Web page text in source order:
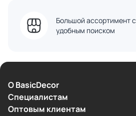
Большой ассортимент с
удобным поиском
О BasicDecor
Cпециалистам
Оптовым клиентам